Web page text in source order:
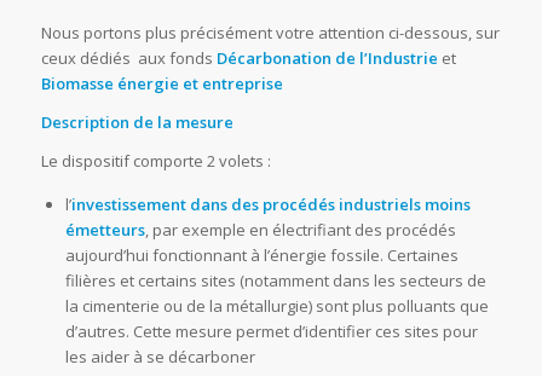
Nous portons plus précisément votre attention ci-dessous, sur
ceux dédiés aux fonds Décarbonation de l’Industrie et
Biomasse énergie et entreprise
Description de la mesure
Le dispositif comporte 2 volets :
l’investissement dans des procédés industriels moins
émetteurs, par exemple en électrifiant des procédés
aujourd’hui fonctionnant à l’énergie fossile. Certaines
filières et certains sites (notamment dans les secteurs de
la cimenterie ou de la métallurgie) sont plus polluants que
d’autres. Cette mesure permet d’identifier ces sites pour
les aider à se décarboner